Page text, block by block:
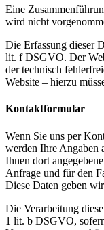
Eine
wird nicht
Die Erfassung dieser
lit. f DSGVO. Der
der technisch
Website – hierzu
Kontaktformular
Wenn Sie uns per
werden Ihre Angaben
Ihnen dort
Anfrage und für den
Diese Daten geben
Die Verarbeitung
1 lit. b DSGVO,